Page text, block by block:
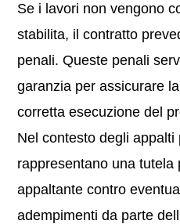
Se i lavori non vengono
stabilita, il contratto
penali. Queste penali
garanzia per assicurare
corretta esecuzione del
Nel contesto degli appalti
rappresentano una tutela
appaltante contro
adempimenti da parte